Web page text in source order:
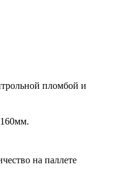
пломбой и
на паллете